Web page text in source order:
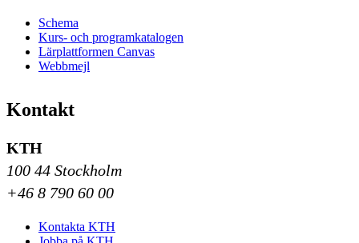
Schema
Kurs- och programkatalogen
Lärplattformen Canvas
Webbmejl
Kontakt
KTH
100 44 Stockholm
+46 8 790 60 00
Kontakta KTH